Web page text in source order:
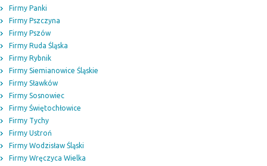
Firmy Panki
Firmy Pszczyna
Firmy Pszów
Firmy Ruda Śląska
Firmy Rybnik
Firmy Siemianowice Śląskie
Firmy Sławków
Firmy Sosnowiec
Firmy Świętochłowice
Firmy Tychy
Firmy Ustroń
Firmy Wodzisław Śląski
Firmy Wręczyca Wielka